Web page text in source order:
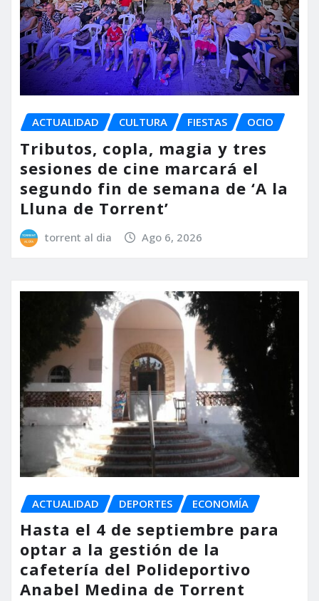
ACTUALIDAD CULTURA FIESTAS OCIO
Tributos, copla, magia y tres
sesiones de cine marcará el
segundo fin de semana de ‘A la
Lluna de Torrent’
torrent al dia Ago 6, 2026
ACTUALIDAD DEPORTES ECONOMÍA
Hasta el 4 de septiembre para
optar a la gestión de la
cafetería del Polideportivo
Anabel Medina de Torrent